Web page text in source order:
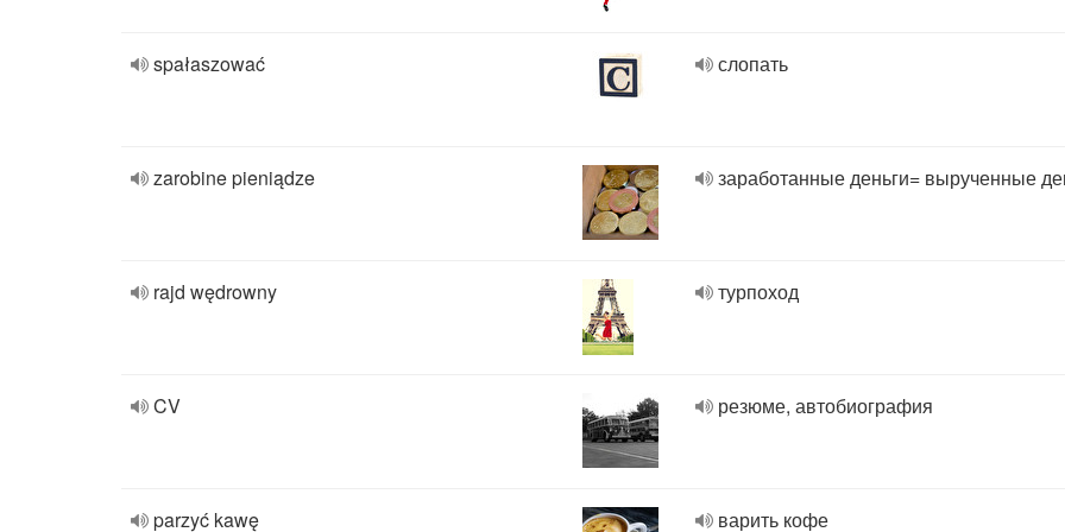
spałaszować слопать
zarobine pieniądze заработанные деньги= вырученные
rajd wędrowny турпоход
CV резюме, автобиография
parzyć kawę варить кофе